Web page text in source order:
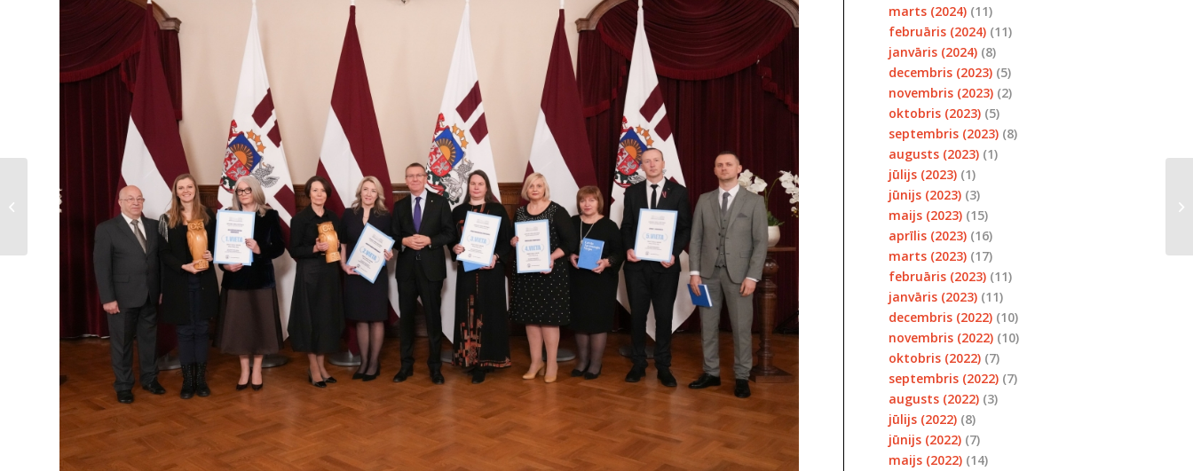
marts (2024) (11)
februāris (2024) (11)
janvāris (2024) (8)
decembris (2023) (5)
novembris (2023) (2)
oktobris (2023) (5)
septembris (2023) (8)
augusts (2023) (1)
jūlijs (2023) (1)
jūnijs (2023) (3)
maijs (2023) (15)
aprīlis (2023) (16)
marts (2023) (17)
februāris (2023) (11)
janvāris (2023) (11)
decembris (2022) (10)
novembris (2022) (10)
oktobris (2022) (7)
septembris (2022) (7)
augusts (2022) (3)
jūlijs (2022) (8)
jūnijs (2022) (7)
maijs (2022) (14)
Atvērto Durvju diena